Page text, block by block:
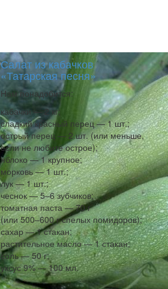
Салат из кабачков
«Татарская песня»
Нам понадобится:
кабачки — 2 кг;
сладкий красный перец — 1 шт.;
острый перец — 2 шт. (или меньше,
если не любите острое);
яблоко — 1 крупное;
морковь — 1 шт.;
лук — 1 шт.;
чеснок — 5–6 зубчиков;
томатная паста — 70 г
(или 500–600 г спелых помидоров);
сахар — 1 стакан;
растительное масло — 1 стакан;
соль — 50 г;
уксус 9% — 100 мл.